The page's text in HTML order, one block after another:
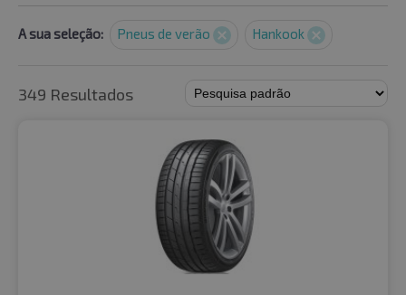
A sua seleção: Pneus de verão Hankook
349 Resultados